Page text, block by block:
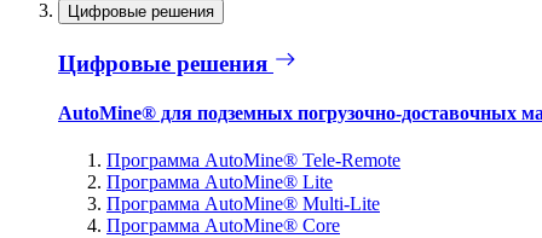
Цифровые решения
Цифровые решения
AutoMine® для подземных погрузочно-доставочных
Программа AutoMine® Tele-Remote
Программа AutoMine® Lite
Программа AutoMine® Multi-Lite
Программа AutoMine® Core